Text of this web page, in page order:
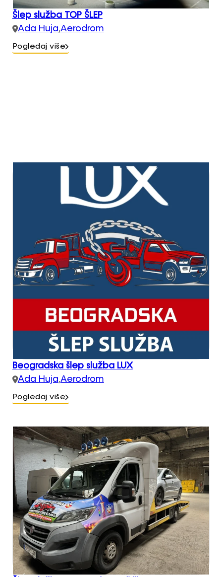
Šlep služba TOP ŠLEP
Ada Huja,Aerodrom
Pogledaj više
Beogradska šlep služba LUX
Ada Huja,Aerodrom
Pogledaj više